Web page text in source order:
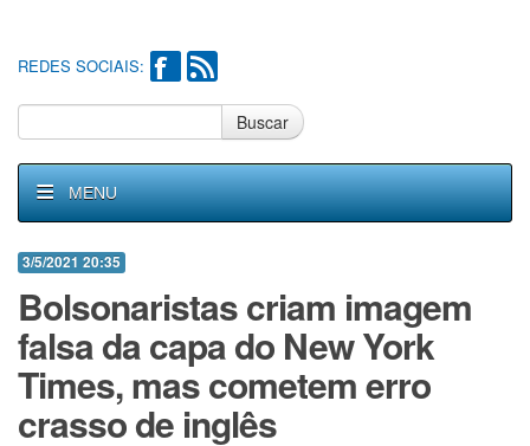
REDES SOCIAIS:
Buscar
MENU
3/5/2021 20:35
Bolsonaristas criam imagem
falsa da capa do New York
Times, mas cometem erro
crasso de inglês